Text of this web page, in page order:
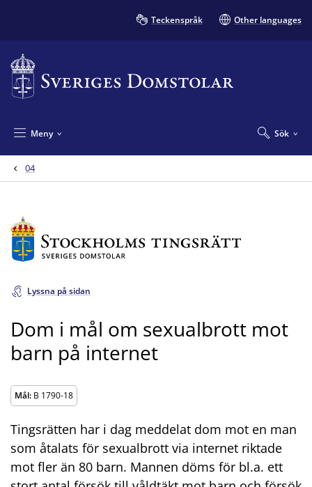
Teckenspråk Other languages
Sök
Meny
04
Lyssna på sidan
Dom i mål om sexualbrott mot
barn på internet
Mål: B 1790-18
Tingsrätten har i dag meddelat dom mot en man
som åtalats för sexualbrott via internet riktade
mot fler än 80 barn. Mannen döms för bl.a. ett